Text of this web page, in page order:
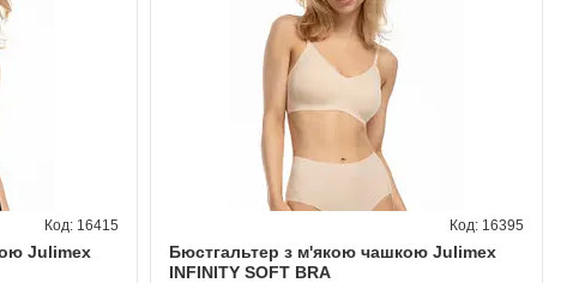
Julimex
16415
Бюстгальтер з м'якою чашкою Julimex
INFINITY SOFT BRA
16395